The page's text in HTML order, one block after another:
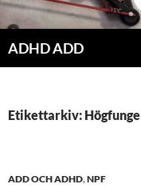
ADHD ADD
Etikettarkiv:
ADD OCH ADHD,NPF